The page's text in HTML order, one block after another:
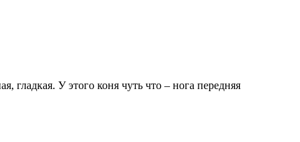
гладкая. У этого коня чуть что – нога передняя